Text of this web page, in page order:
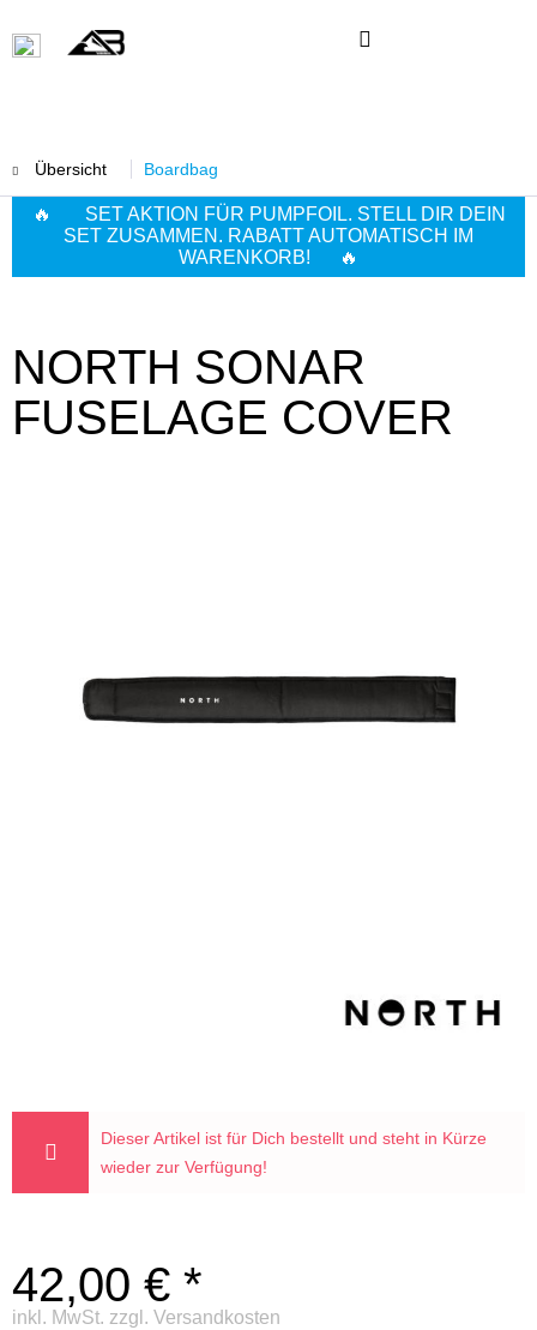
Übersicht Boardbag
🔥 SET AKTION FÜR PUMPFOIL. STELL DIR DEIN
SET ZUSAMMEN. RABATT AUTOMATISCH IM
WARENKORB! 🔥
NORTH SONAR
FUSELAGE COVER
Dieser Artikel ist für Dich bestellt und steht in Kürze
wieder zur Verfügung!
42,00 € *
inkl. MwSt. zzgl. Versandkosten